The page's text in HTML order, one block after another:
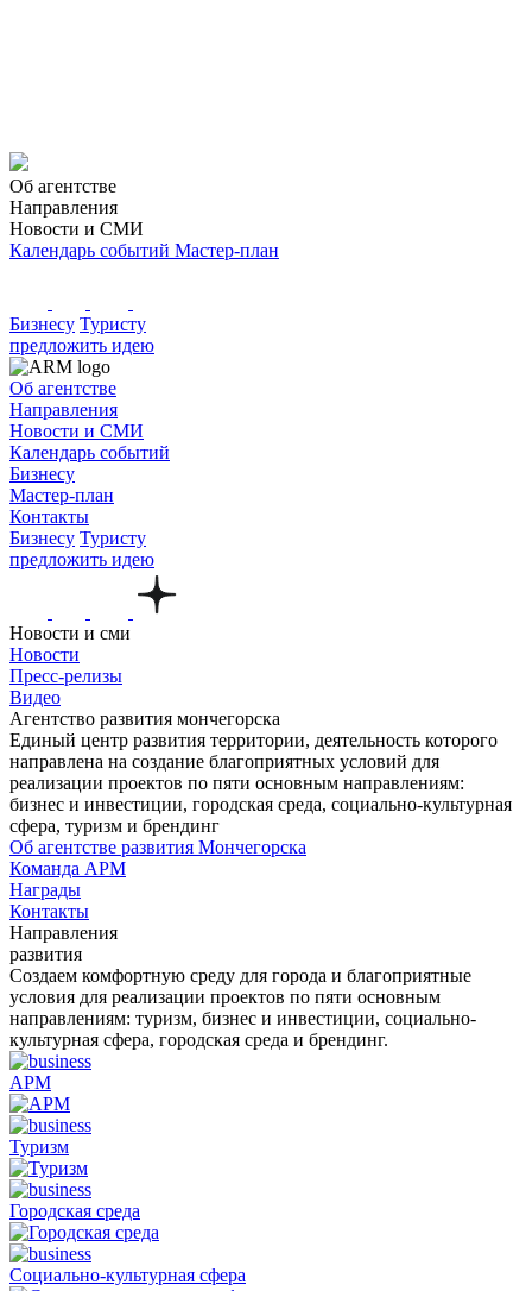
Об агентстве
Направления
Новости и СМИ
Календарь событий Мастер-план
Бизнесу Туристу
предложить идею
Об агентстве
Направления
Новости и СМИ
Календарь событий
Бизнесу
Мастер-план
Контакты
Бизнесу Туристу
предложить идею
Новости и сми
Новости
Пресс-релизы
Видео
Агентство развития мончегорска
Единый центр развития территории, деятельность которого
направлена на создание благоприятных условий для
реализации проектов по пяти основным направлениям:
бизнес и инвестиции, городская среда, социально-культурная
сфера, туризм и брендинг
Об агентстве развития Мончегорска
Команда АРМ
Награды
Контакты
Направления
развития
Создаем комфортную среду для города и благоприятные
условия для реализации проектов по пяти основным
направлениям: туризм, бизнес и инвестиции, социально-
культурная сфера, городская среда и брендинг.
АРМ
Туризм
Городская среда
Социально-культурная сфера